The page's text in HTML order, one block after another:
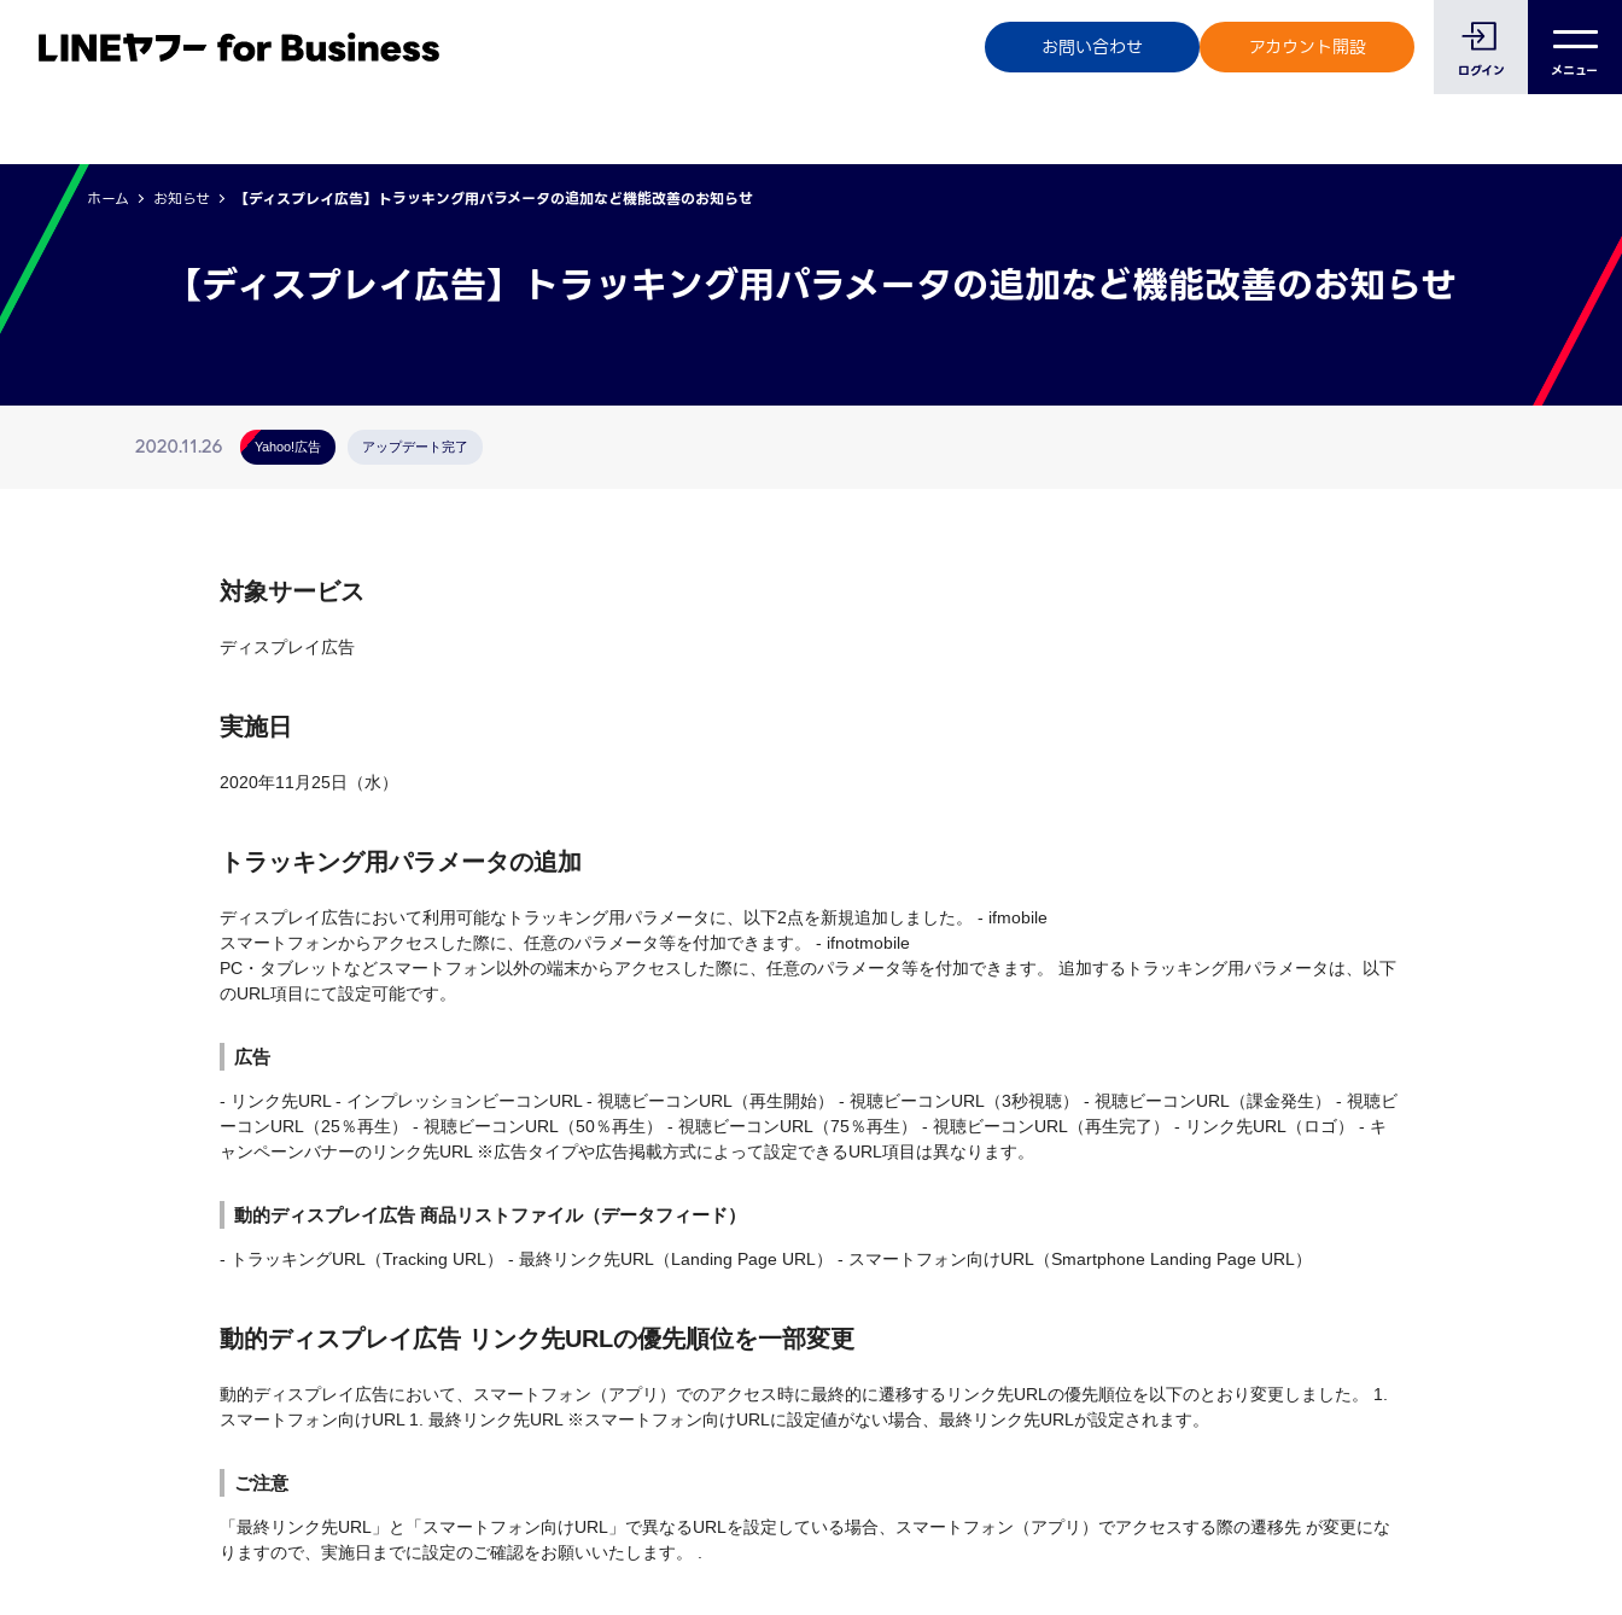
お問い合わせ アカウント開設
ログイン メニュー
サービス 事例 イベント・セミナー ご利用中のお客様へ
ホーム お知らせ 【ディスプレイ広告】トラッキング用パラメータの追加など機能改善のお知らせ
【ディスプレイ広告】トラッキング用パラメータの追加など機能改善のお知らせ
2020.11.26 Yahoo!広告 アップデート完了
対象サービス
ディスプレイ広告
実施日
2020年11月25日（水）
トラッキング用パラメータの追加
ディスプレイ広告において利用可能なトラッキング用パラメータに、以下2点を新規追加しました。 - ifmobile
スマートフォンからアクセスした際に、任意のパラメータ等を付加できます。 - ifnotmobile
PC・タブレットなどスマートフォン以外の端末からアクセスした際に、任意のパラメータ等を付加できます。 追加するトラッキング用パラメータは、以下
のURL項目にて設定可能です。
広告
- リンク先URL - インプレッションビーコンURL - 視聴ビーコンURL（再生開始） - 視聴ビーコンURL（3秒視聴） - 視聴ビーコンURL（課金発生） - 視聴ビ
ーコンURL（25％再生） - 視聴ビーコンURL（50％再生） - 視聴ビーコンURL（75％再生） - 視聴ビーコンURL（再生完了） - リンク先URL（ロゴ） - キ
ャンペーンバナーのリンク先URL ※広告タイプや広告掲載方式によって設定できるURL項目は異なります。
動的ディスプレイ広告 商品リストファイル（データフィード）
- トラッキングURL（Tracking URL） - 最終リンク先URL（Landing Page URL） - スマートフォン向けURL（Smartphone Landing Page URL）
動的ディスプレイ広告 リンク先URLの優先順位を一部変更
動的ディスプレイ広告において、スマートフォン（アプリ）でのアクセス時に最終的に遷移するリンク先URLの優先順位を以下のとおり変更しました。 1.
スマートフォン向けURL 1. 最終リンク先URL ※スマートフォン向けURLに設定値がない場合、最終リンク先URLが設定されます。
ご注意
「最終リンク先URL」と「スマートフォン向けURL」で異なるURLを設定している場合、スマートフォン（アプリ）でアクセスする際の遷移先 が変更にな
りますので、実施日までに設定のご確認をお願いいたします。 .